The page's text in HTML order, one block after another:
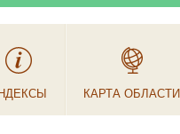
КАРТА ОБЛАСТИ